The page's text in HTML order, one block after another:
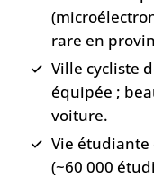
rare en
Ville cycliste
équipée ;
voiture.
Vie
(~60 000